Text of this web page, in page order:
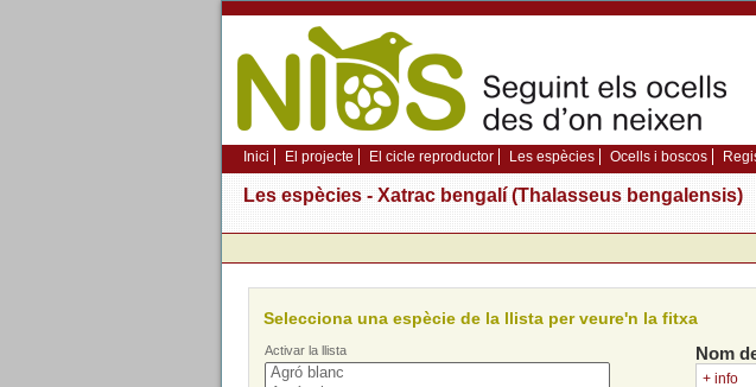
Inici El projecte El cicle reproductor Les espècies Ocells i boscos
Les espècies - Xatrac bengalí­ (Thalasseus bengalensis)
Selecciona una espècie de la llista per veure'n la fitxa
Activar la llista Nom
+ info